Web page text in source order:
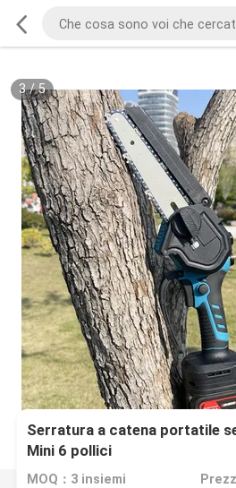
3/5
Serratura a catena portatile
Mini 6 pollici
MOQ：3 insiemi